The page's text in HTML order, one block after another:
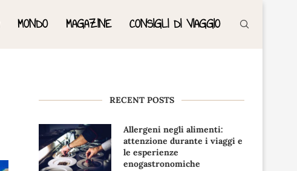
MONDO MAGAZINE CONSIGLI DI VIAGGIO
RECENT POSTS
Allergeni negli alimenti:
attenzione durante i viaggi e
le esperienze
enogastronomiche